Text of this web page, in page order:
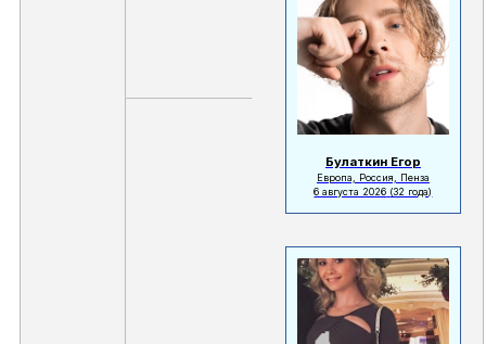
Булаткин Егор
Европа, Россия, Пенза
6 августа 2026 (32 года)